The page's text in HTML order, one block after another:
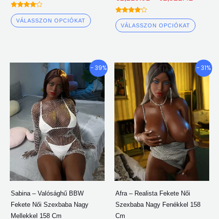
Névleges
4.00
ki 5
VÁLASSZON OPCIÓKAT
Névleges
4.00
ki 5
VÁLASSZON OPCIÓKAT
- 39%
Sabina – Valósághű BBW
Fekete Női Szexbaba Nagy
Mellekkel 158 Cm
Árkategória:
€1,628.80
keresztül
€1,892.30
Ennek
a
terméknek
változata
van.
A
lehetőségeket
a
választani
- 31%
Afra – Realista Fekete Női
Szexbaba Nagy Fenékkel 158
Cm
Ennek
a
több
van.
A
lehet